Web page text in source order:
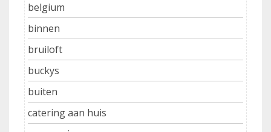
belgium
binnen
bruiloft
buckys
buiten
catering aan huis